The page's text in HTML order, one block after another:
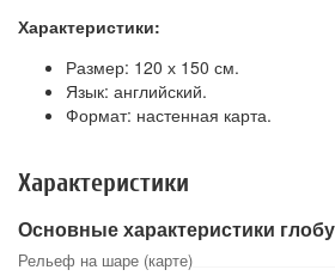
Характеристики:
Размер: 120 х 150 см.
Язык: английский.
Формат: настенная карта.
Характеристики
Основные характеристики
Рельеф на шаре (карте)